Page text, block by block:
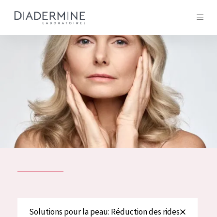
SOLUTIONS POUR LA PEAU
TOUS LES PRODUIT
Tous les Produit
ACCUEIL
Composition
À propos
Conseils Beauté
Solutions pour la peau: Réduction des rides